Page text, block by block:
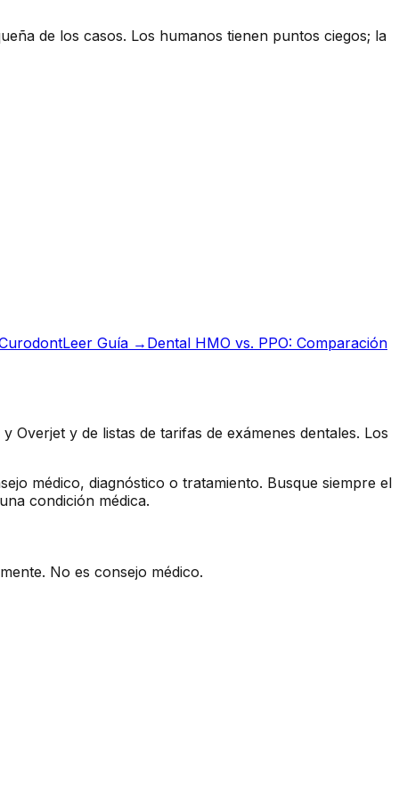
de los casos. Los humanos tienen puntos ciegos; la
Leer Guía → Dental HMO vs. PPO: Comparación
Overjet y de listas de tarifas de exámenes dentales. Los
médico, diagnóstico o tratamiento. Busque siempre el
condición médica.
No es consejo médico.